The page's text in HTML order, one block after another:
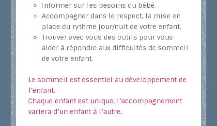
Informer sur les besoins du bébé.
Accompagner dans le respect, la mise en
place du rythme jour/nuit de votre enfant.
Trouver avec vous des outils pour vous
aider à répondre aux difficultés de sommeil
de votre enfant.
Le sommeil est essentiel au développement de
l’enfant.
Chaque enfant est unique, l’accompagnement
variera d’un enfant à l’autre.